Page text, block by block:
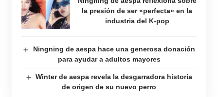
la presión de ser «perfecta» en la
industria del K-pop
Ningning de aespa hace una generosa donación
para ayudar a adultos mayores
Winter de aespa revela la desgarradora historia
de origen de su nuevo perro